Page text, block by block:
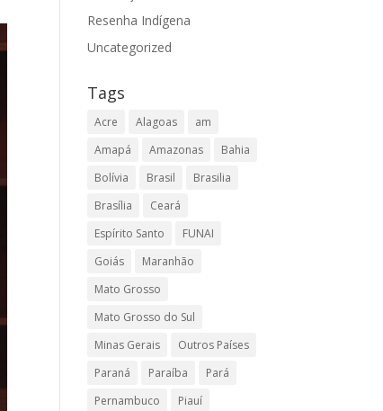
Resenha Indígena
Uncategorized
Tags
Acre Alagoas
am
Amapá
Amazonas
Bahia
Bolívia
Brasil
Brasilia
Brasília
Ceará
Espírito Santo
FUNAI
Goiás
Maranhão
Mato Grosso
Mato Grosso do Sul
Minas Gerais
Outros Países
Paraná
Paraíba
Pará
Pernambuco
Piauí